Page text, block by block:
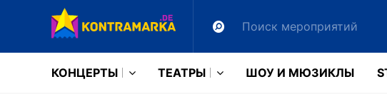
КОНЦЕРТЫ ТЕАТРЫ ШОУ И МЮЗИКЛЫ